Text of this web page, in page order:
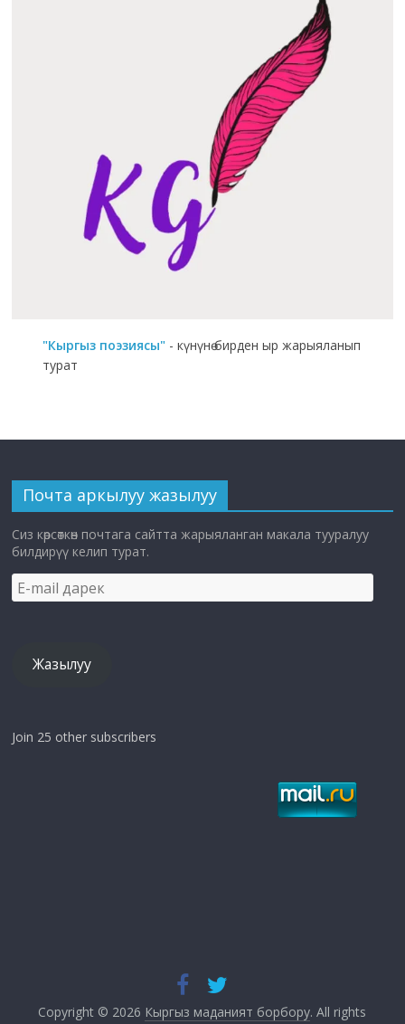
"Кыргыз поэзиясы" - күнүнө бирден ыр жарыяланып
турат
Почта аркылуу жазылуу
Сиз көрсөткөн почтага сайтта жарыяланган макала тууралуу
билдирүү келип турат.
E-
mail
Жазылуу
Join 25 other subscribers
Copyright © 2026 Кыргыз маданият борбору. All rights